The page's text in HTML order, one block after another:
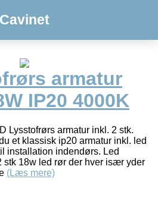
Cavinet
armatur
IP20 4000K
Lysstofrørs armatur inkl. 2 stk.
et klassisk ip20 armatur inkl. led
installation indendørs. Led
stk 18w led rør der hver især yder
(Læs mere)